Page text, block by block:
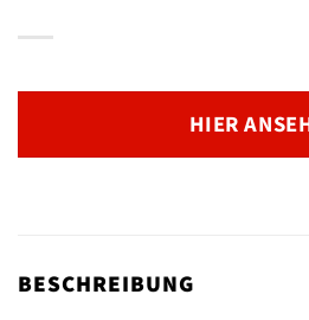
HIER
BESCHREIBUNG